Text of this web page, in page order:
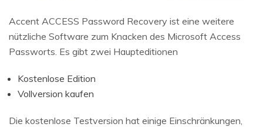
Accent ACCESS Password Recovery ist eine weitere
nützliche Software zum Knacken des Microsoft Access
Passworts. Es gibt zwei Haupteditionen
Kostenlose Edition
Vollversion kaufen
Die kostenlose Testversion hat einige Einschränkungen,